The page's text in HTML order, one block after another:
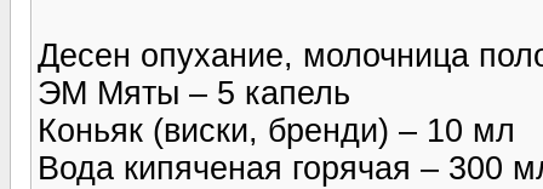
Десен опухание, молочница
ЭМ Мяты – 5 капель
Коньяк (виски, бренди) – 10 мл
Вода кипяченая горячая – 300